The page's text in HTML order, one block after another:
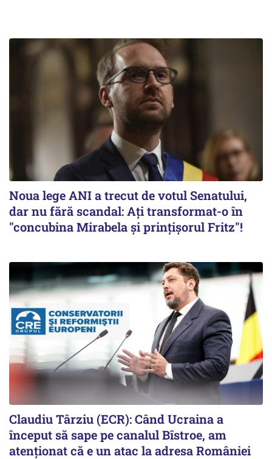
Noua lege ANI a trecut de votul Senatului,
dar nu fără scandal: Ați transformat-o în
"concubina Mirabela şi prinţişorul Fritz"!
Claudiu Târziu (ECR): Când Ucraina a
început să sape pe canalul Bîstroe, am
atenționat că e un atac la adresa României